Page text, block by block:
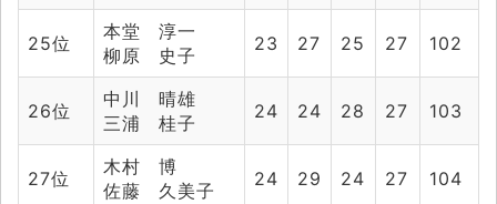
25位
本堂 淳一
柳原 史子
23 27 25 27 102
26位
中川 晴雄
三浦 桂子
24 24 28 27 103
27位
木村 博
佐藤 久美子
24 29 24 27 104